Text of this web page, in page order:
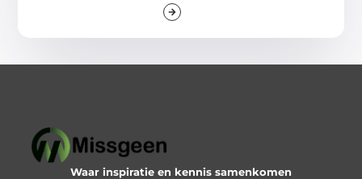
Waar inspiratie en kennis samenkomen